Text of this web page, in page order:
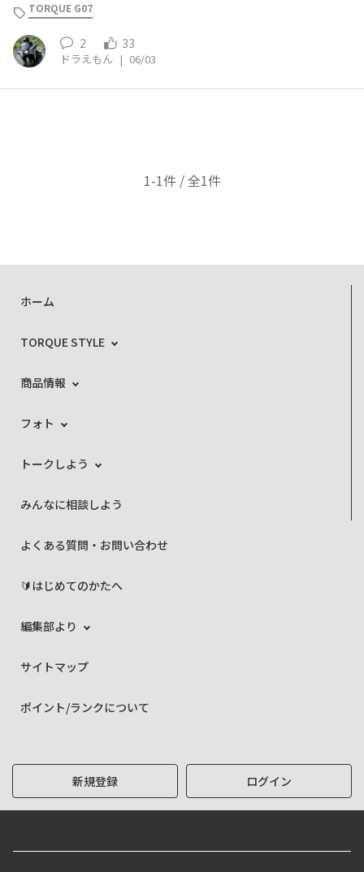
TORQUE G07
2 33
ドラえもん | 06/03
1-1件 / 全1件
ホーム
TORQUE STYLE
商品情報
フォト
トークしよう
みんなに相談しよう
よくある質問・お問い合わせ
🔰はじめてのかたへ
編集部より
サイトマップ
ポイント/ランクについて
新規登録 ログイン